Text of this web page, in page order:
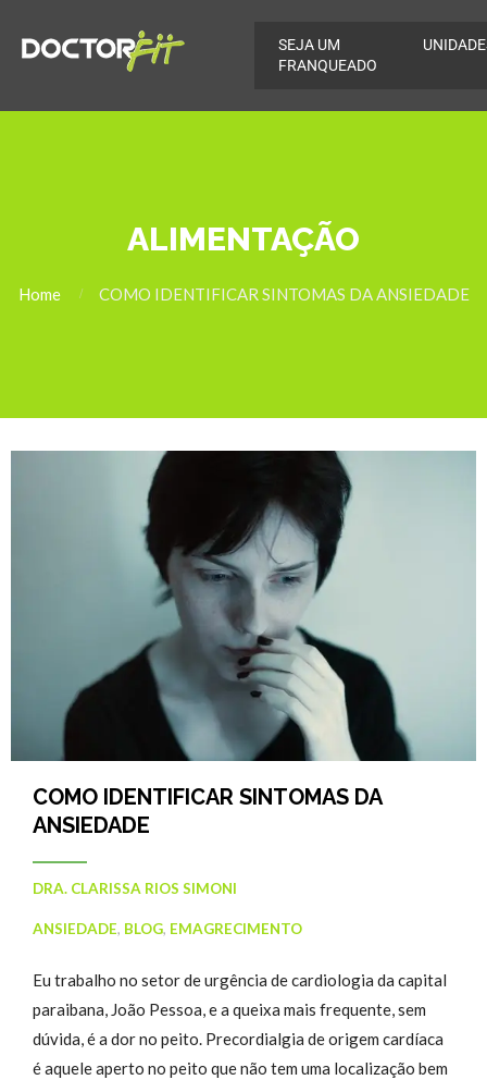
SEJA UM
FRANQUEADO
ALIMENTAÇÃO
Home COMO IDENTIFICAR SINTOMAS DA ANSIEDADE
COMO IDENTIFICAR SINTOMAS DA
ANSIEDADE
DRA. CLARISSA RIOS SIMONI
ANSIEDADE, BLOG, EMAGRECIMENTO
Eu trabalho no setor de urgência de cardiologia da capital
paraibana, João Pessoa, e a queixa mais frequente, sem
dúvida, é a dor no peito. Precordialgia de origem cardíaca
é aquele aperto no peito que não tem uma localização bem